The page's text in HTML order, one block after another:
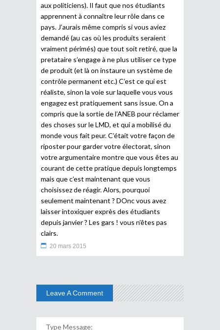
aux politiciens). Il faut que nos étudiants
apprennent à connaître leur rôle dans ce
pays. J’aurais même compris si vous aviez
demandé (au cas où les produits seraient
vraiment périmés) que tout soit retiré, que la
pretataire s’engage à ne plus utiliser ce type
de produit (et là on instaure un système de
contrôle permanent etc.) C’est ce qui est
réaliste, sinon la voie sur laquelle vous vous
engagez est pratiquement sans issue. On a
compris que la sortie de l’ANEB pour réclamer
des choses sur le LMD, et qui a mobilisé du
monde vous fait peur. C’était votre façon de
riposter pour garder votre électorat, sinon
votre argumentaire montre que vous êtes au
courant de cette pratique depuis longtemps
mais que c’est maintenant que vous
choisissez de réagir. Alors, pourquoi
seulement maintenant ? DOnc vous avez
laisser intoxiquer exprès des étudiants
depuis janvier ? Les gars ! vous n’êtes pas
clairs.
20 mars 2015
Leave A Comment